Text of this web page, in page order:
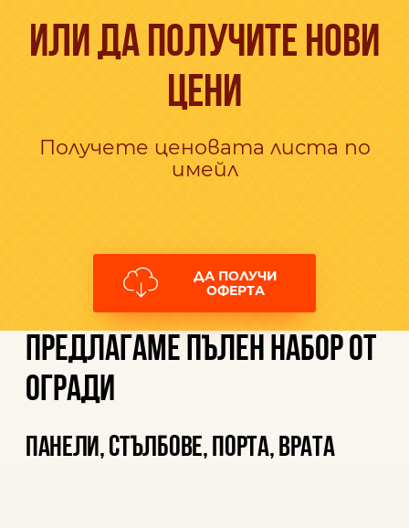
ИЛИ ДА ПОЛУЧИТЕ НОВИ
ЦЕНИ
Получете ценовата листа по
имейл
ДА ПОЛУЧИ
ОФЕРТА
Предлагаме пълен набор от
огради
панели, стълбове, порта, врата